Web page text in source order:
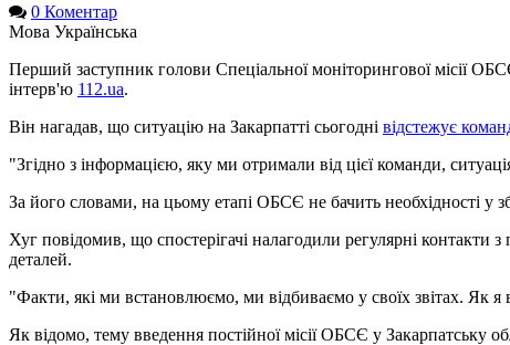
0 Коментар
Мова Українська
Перший заступник голови Спеціальної моніторингової місії
інтерв'ю 112.ua.
Він нагадав, що ситуацію на Закарпатті сьогодні відстежує
"Згідно з інформацією, яку ми отримали від цієї команди,
За його словами, на цьому етапі ОБСЄ не бачить необхідності у
Хуг повідомив, що спостерігачі налагодили регулярні контакти
деталей.
"Факти, які ми встановлюємо, ми відбиваємо у своїх звітах. Як я
Як відомо, тему введення постійної місії ОБСЄ у Закарпатську